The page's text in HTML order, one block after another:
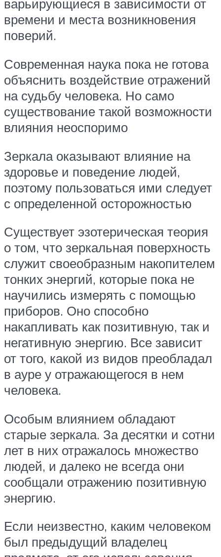
варьирующиеся в зависимости от
времени и места возникновения
поверий.
Современная наука пока не готова
объяснить воздействие отражений
на судьбу человека. Но само
существование такой возможности
влияния неоспоримо
Зеркала оказывают влияние на
здоровье и поведение людей,
поэтому пользоваться ими следует
с определенной осторожностью
Существует эзотерическая теория
о том, что зеркальная поверхность
служит своеобразным накопителем
тонких энергий, которые пока не
научились измерять с помощью
приборов. Оно способно
накапливать как позитивную, так и
негативную энергию. Все зависит
от того, какой из видов преобладал
в ауре у отражающегося в нем
человека.
Особым влиянием обладают
старые зеркала. За десятки и сотни
лет в них отражалось множество
людей, и далеко не всегда они
сообщали отражению позитивную
энергию.
Если неизвестно, каким человеком
был предыдущий владелец